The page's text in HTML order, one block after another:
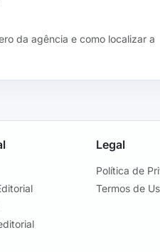
da agência e como localizar a
Legal
Política de
Termos de